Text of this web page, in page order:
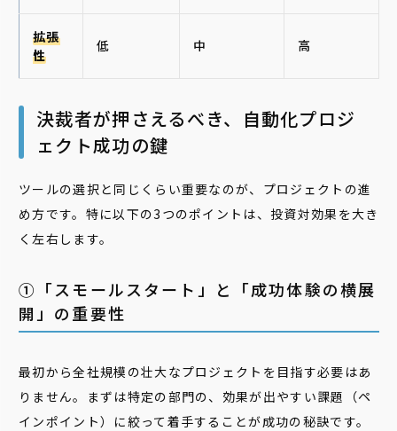
拡張
性
低 中 高
決裁者が押さえるべき、自動化プロジ
ェクト成功の鍵
ツールの選択と同じくらい重要なのが、プロジェクトの進
め方です。特に以下の3つのポイントは、投資対効果を大き
く左右します。
①「スモールスタート」と「成功体験の横展
開」の重要性
最初から全社規模の壮大なプロジェクトを目指す必要はあ
りません。まずは特定の部門の、効果が出やすい課題（ペ
インポイント）に絞って着手することが成功の秘訣です。